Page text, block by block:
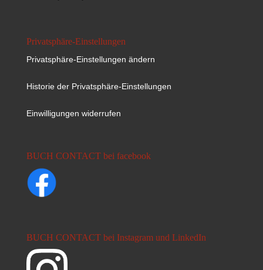
Privatsphäre-Einstellungen
Privatsphäre-Einstellungen ändern
Historie der Privatsphäre-Einstellungen
Einwilligungen widerrufen
BUCH CONTACT bei facebook
BUCH CONTACT bei Instagram und LinkedIn